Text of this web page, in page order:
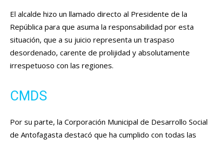
El alcalde hizo un llamado directo al Presidente de la
República para que asuma la responsabilidad por esta
situación, que a su juicio representa un traspaso
desordenado, carente de prolijidad y absolutamente
irrespetuoso con las regiones.
CMDS
Por su parte, la Corporación Municipal de Desarrollo Social
de Antofagasta destacó que ha cumplido con todas las